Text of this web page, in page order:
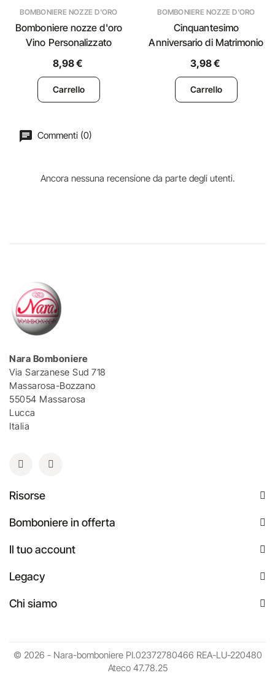
BOMBONIERE NOZZE D'ORO
Bomboniere nozze d'oro
Vino Personalizzato
8,98 €
Carrello
BOMBONIERE NOZZE D'ORO
Cinquantesimo
Anniversario di Matrimonio
3,98 €
Carrello
Commenti (0)
Ancora nessuna recensione da parte degli utenti.
Nara Bomboniere
Via Sarzanese Sud 718
Massarosa-Bozzano
55054 Massarosa
Lucca
Italia
Risorse
Bomboniere in offerta
Il tuo account
Legacy
Chi siamo
© 2026 - Nara-bomboniere PI.02372780466 REA-LU-220480
Ateco 47.78.25